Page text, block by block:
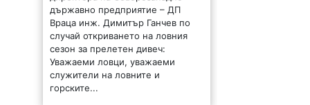
държавно предприятие – ДП
Враца инж. Димитър Ганчев по
случай откриването на ловния
сезон за прелетен дивеч:
Уважаеми ловци, уважаеми
служители на ловните и
горските...